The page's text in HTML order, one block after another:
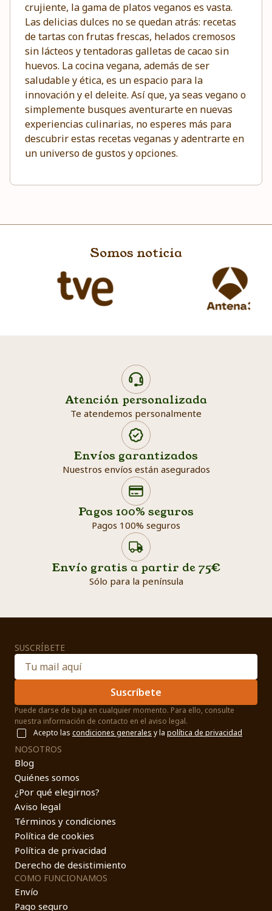
crujiente, la gama de platos veganos es vasta.
Las delicias dulces no se quedan atrás: recetas
de tartas con frutas frescas, helados cremosos
sin lácteos y tentadoras galletas de cacao sin
huevos. La cocina vegana, además de ser
saludable y ética, es un espacio para la
innovación y el deleite. Así que, ya seas vegano o
simplemente busques aventurarte en nuevas
experiencias culinarias, no esperes más para
descubrir estas recetas veganas y adentrarte en
un universo de gustos y opciones.
Somos noticia
Atención personalizada
Te atendemos personalmente
Envíos garantizados
Nuestros envíos están asegurados
Pagos 100% seguros
Pagos 100% seguros
Envío gratis a partir de 75€
Sólo para la península
Search products
SUSCRÍBETE
Suscríbete
Puede darse de baja en cualquier momento. Para ello, consulte
nuestra información de contacto en el aviso legal.
Acepto las condiciones generales y la política de privacidad
NOSOTROS
Blog
Quiénes somos
¿Por qué elegirnos?
Aviso legal
Términos y condiciones
Política de cookies
Política de privacidad
Derecho de desistimiento
COMO FUNCIONAMOS
Envío
Pago seguro